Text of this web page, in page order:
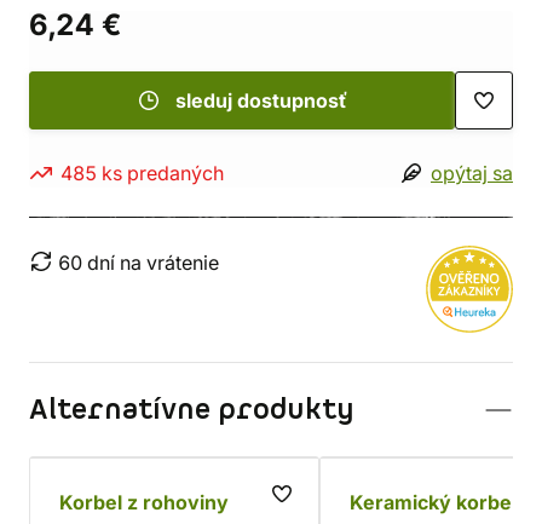
6,24 €
sleduj dostupnosť
485 ks predaných opýtaj sa
60 dní na vrátenie
Alternatívne produkty
Korbel z rohoviny
Keramický korbel